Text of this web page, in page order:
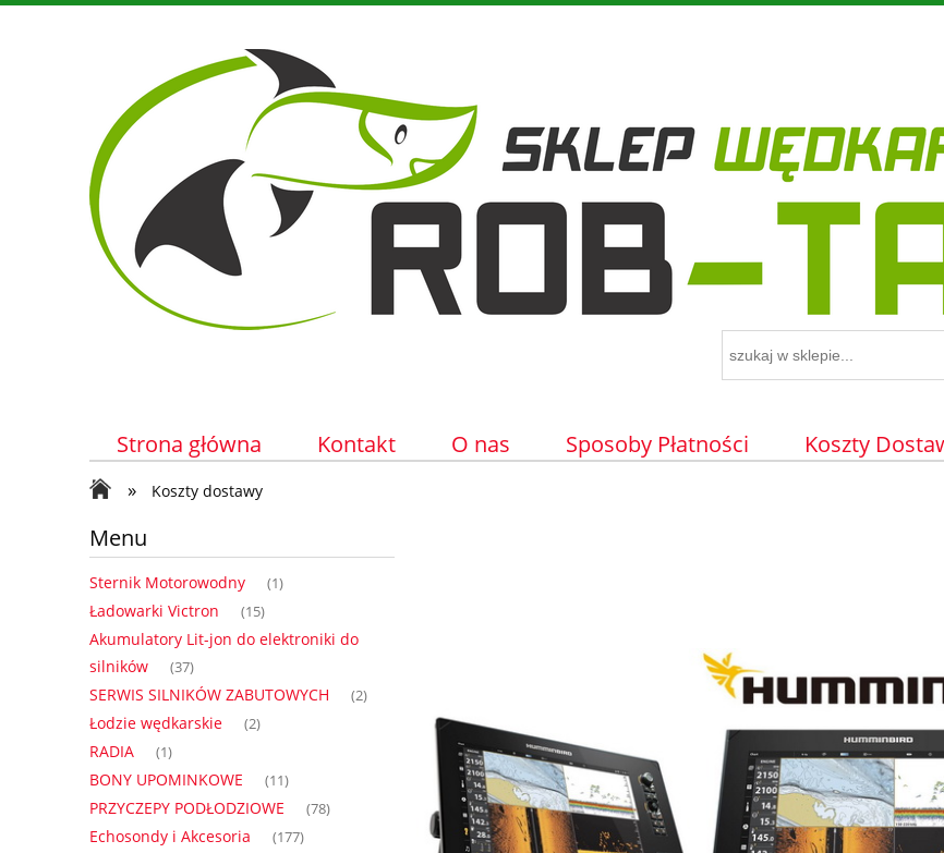
Strona główna Kontakt O nas Sposoby Płatności Koszty
Regulamin
» Koszty dostawy
Menu
Sternik Motorowodny (1)
Ładowarki Victron (15)
Akumulatory Lit-jon do elektroniki do
silników
(37)
SERWIS SILNIKÓW ZABUTOWYCH (2)
Łodzie wędkarskie (2)
RADIA (1)
BONY UPOMINKOWE (11)
PRZYCZEPY PODŁODZIOWE (78)
Echosondy i Akcesoria (177)